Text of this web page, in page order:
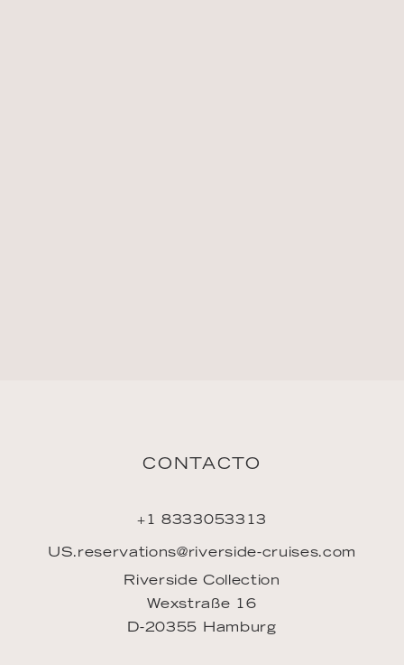
CONTACTO
+1 8333053313
US.reservations@riverside-cruises.com
Riverside Collection
Wexstraße 16
D-20355 Hamburg